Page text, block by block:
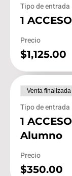
Tipo de entrada
1 ACCESO
Precio
$1,125.00
Venta finalizada
Tipo de entrada
1
Alumno
Precio
$350.00